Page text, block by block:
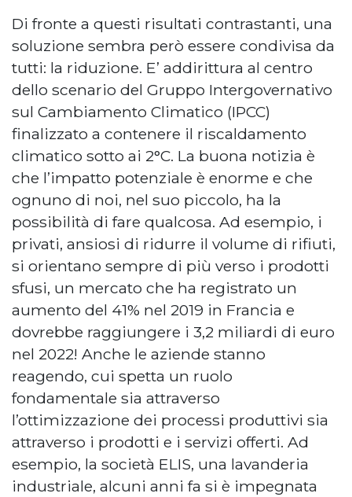
Di fronte a questi risultati contrastanti, una
soluzione sembra però essere condivisa da
tutti: la riduzione. E’ addirittura al centro
dello scenario del Gruppo Intergovernativo
sul Cambiamento Climatico (IPCC)
finalizzato a contenere il riscaldamento
climatico sotto ai 2°C. La buona notizia è
che l’impatto potenziale è enorme e che
ognuno di noi, nel suo piccolo, ha la
possibilità di fare qualcosa. Ad esempio, i
privati, ansiosi di ridurre il volume di rifiuti,
si orientano sempre di più verso i prodotti
sfusi, un mercato che ha registrato un
aumento del 41% nel 2019 in Francia e
dovrebbe raggiungere i 3,2 miliardi di euro
nel 2022! Anche le aziende stanno
reagendo, cui spetta un ruolo
fondamentale sia attraverso
l’ottimizzazione dei processi produttivi sia
attraverso i prodotti e i servizi offerti. Ad
esempio, la società ELIS, una lavanderia
industriale, alcuni anni fa si è impegnata